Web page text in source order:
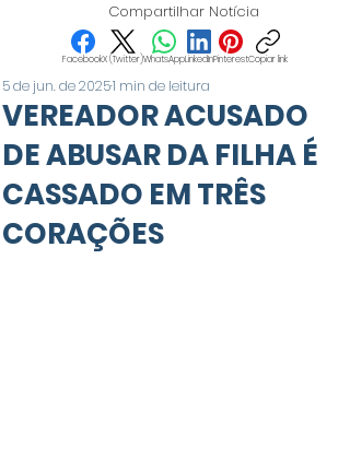
Compartilhar Notícia
FacebookX (Twitter)WhatsAppLinkedInPinterestCopiar link
VEREADOR ACUSADO
DE ABUSAR DA FILHA É
CASSADO EM TRÊS
CORAÇÕES
5 de jun. de 20251 min de leitura